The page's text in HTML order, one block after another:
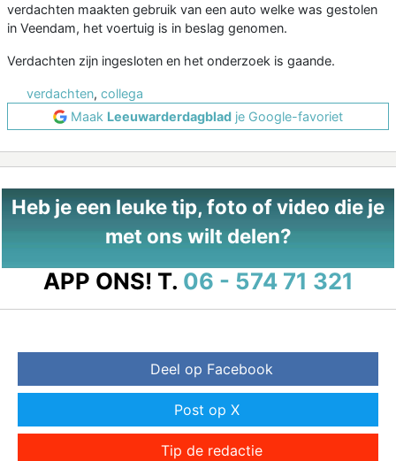
verdachten maakten gebruik van een auto welke was gestolen
in Veendam, het voertuig is in beslag genomen.
Verdachten zijn ingesloten en het onderzoek is gaande.
verdachten, collega
Maak Leeuwarderdagblad je Google-favoriet
Heb je een leuke tip, foto of video die je
met ons wilt delen?
APP ONS! T. 06 - 574 71 321
Deel op Facebook
Post op X
Tip de redactie